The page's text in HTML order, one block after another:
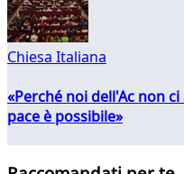
Chiesa Italiana
«Perché noi dell'Ac non
pace è possibile»